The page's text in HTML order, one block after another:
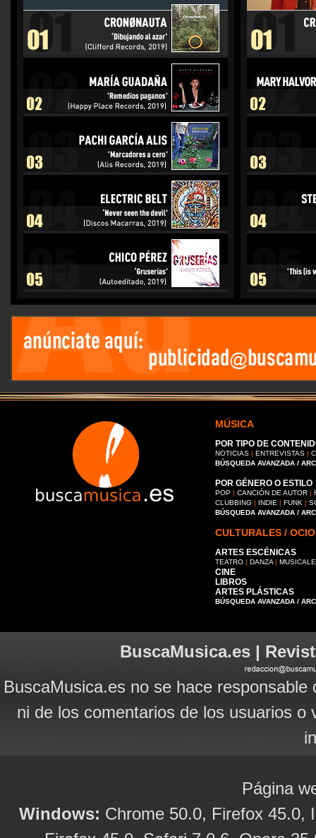
MÚSICA
POR TIPO DE
NOTICIAS | ENTREVISTAS |
BÚSQUEDA AVANZADA /
POR GÉNERO O ESTILO
POP | CANCIÓN DE AUTOR |
CLUBBING | INDIE | FUNK |
BÚSQUEDA AVANZADA /
CULTURALES / OCIO
ARTES ESCÉNICAS
TEATRO | DANZA |
CINE
LIBROS
ARTES PLÁSTICAS
BÚSQUEDA AVANZADA /
BuscaMusica.es |
BuscaMusica.es no se hace
ni de los comentarios de los usuarios
Página
Windows: Chrome 50.0, Firefox 45.0,